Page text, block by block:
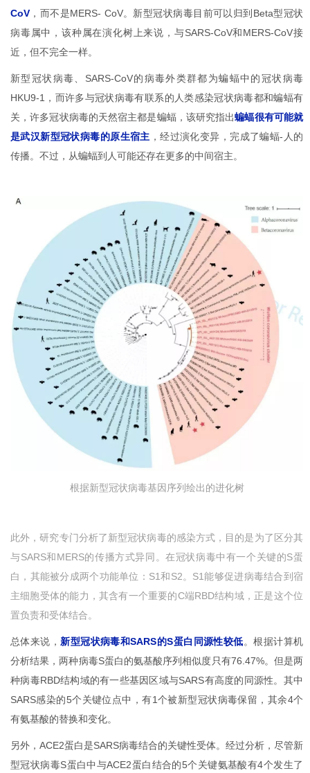
CoV ，而不是MERS- CoV。新型冠状病毒目前可以归到Beta型冠状
病毒属中，该种属在演化树上来说，与SARS-CoV和MERS-CoV接
近，但不完全一样。
新型冠状病毒、SARS-CoV的病毒外类群都为蝙蝠中的冠状病毒
HKU9-1，而许多与冠状病毒有联系的人类感染冠状病毒都和蝙蝠有
关，许多冠状病毒的天然宿主都是蝙蝠，该研究指出蝙蝠很有可能就
是武汉新型冠状病毒的原生宿主 ，经过演化变异，完成了蝙蝠-人的
传播。不过，从蝙蝠到人可能还存在更多的中间宿主。
根据新型冠状病毒基因序列绘出的进化树
此外，研究专门分析了新型冠状病毒的感染方式，目的是为了区分其
与SARS和MERS的传播方式异同。在冠状病毒中有一个关键的S蛋
白，其能被分成两个功能单位：S1和S2。S1能够促进病毒结合到宿
主细胞受体的能力，其含有一个重要的C端RBD结构域，正是这个位
置负责和受体结合。
总体来说， 新型冠状病毒和SARS的S蛋白同源性较低。根据计算机
分析结果，两种病毒S蛋白的氨基酸序列相似度只有76.47%。但是两
种病毒RBD结构域的有一些基因区域与SARS有高度的同源性。其中
SARS感染的5个关键位点中，有1个被新型冠状病毒保留，其余4个
有氨基酸的替换和变化。
另外，ACE2蛋白是SARS病毒结合的关键性受体。经过分析，尽管新
型冠状病毒S蛋白中与ACE2蛋白结合的5个关键氨基酸有4个发生了